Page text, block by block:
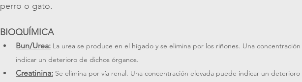
perro o gato.
BIOQUÍMICA
Bun/Urea: La urea se produce en el hígado y se elimina por los riñones. Una
indicar un deterioro de dichos órganos.
Creatinina: Se elimina por vía renal. Una concentración elevada puede indicar un